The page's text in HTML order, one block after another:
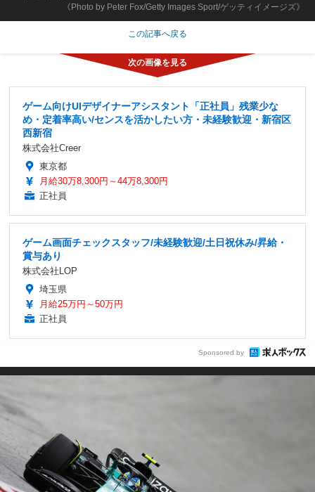
《Photo by Peter Fox/Getty Images Sport/ゲッティイメージズ》
この記事へ戻る
ゲーム向けUIデザイナーアシスタント「正社員」残業少な
め・定着率高い/センスを活かしたい方・未経験歓迎・新宿区
西新宿
株式会社Creer
東京都
月給30万8,300円～44万8,300円
正社員
ゲーム画面チェックスタッフ/未経験歓迎/土日祝休み/昇給・
賞与あり
株式会社LOP
埼玉県
月給25万円～50万円
正社員
Sponsored by